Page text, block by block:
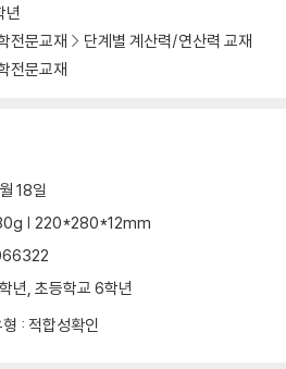
년
전문교재
단계별 계산력/연산력 교재
전문교재
18일
| 220*280*12mm
년, 초등학교 6학년
: 적합성확인